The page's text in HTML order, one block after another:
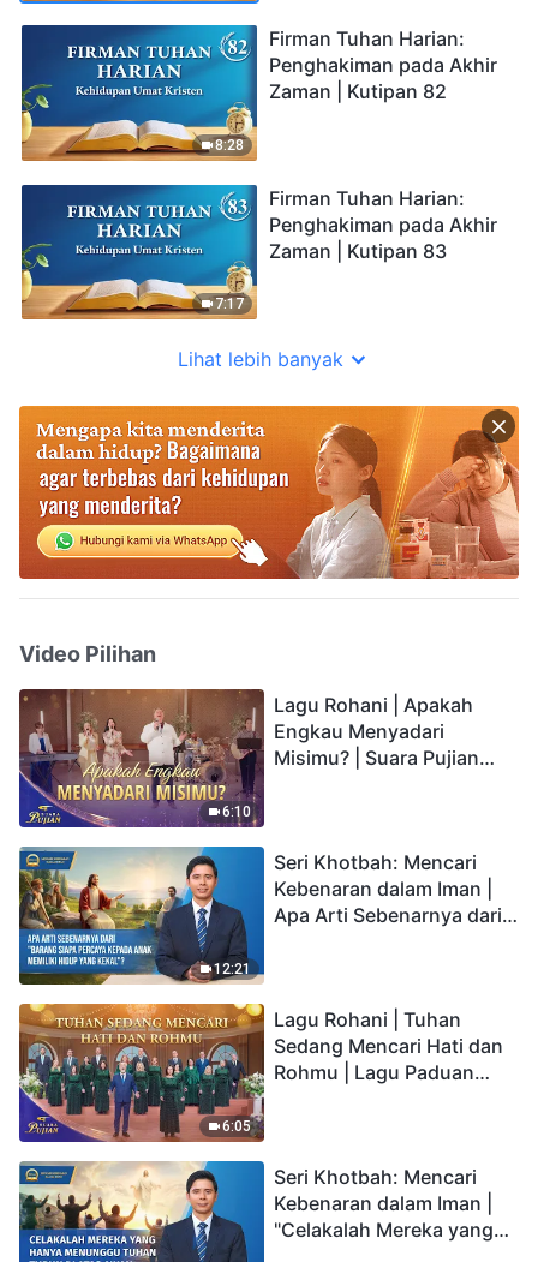
8:28
Firman Tuhan Harian:
Penghakiman pada Akhir
Zaman | Kutipan 82
7:17
Firman Tuhan Harian:
Penghakiman pada Akhir
Zaman | Kutipan 83
Lihat lebih banyak
Video Pilihan
6:10
Lagu Rohani | Apakah
Engkau Menyadari
Misimu? | Suara Pujian
12:21
Seri Khotbah: Mencari
Kebenaran dalam Iman |
Apa Arti Sebenarnya dari
6:05
Lagu Rohani | Tuhan
Sedang Mencari Hati dan
Rohmu | Lagu Paduan
Seri Khotbah: Mencari
Kebenaran dalam Iman |
"Celakalah Mereka yang